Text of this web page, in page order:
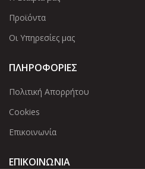
Προϊόντα
Οι Υπηρεσίες μας
ΠΛΗΡΟΦΟΡΙΕΣ
Πολιτική Απορρήτου
Cookies
Επικοινωνία
ΕΠΙΚΟΙΝΩΝΊΑ